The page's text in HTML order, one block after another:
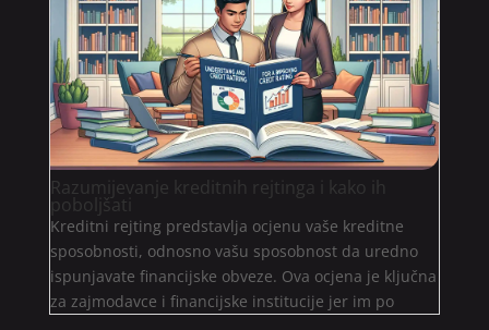
Razumijevanje kreditnih rejtinga i kako ih
poboljšati
Kreditni rejting predstavlja ocjenu vaše kreditne
sposobnosti, odnosno vašu sposobnost da uredno
ispunjavate financijske obveze. Ova ocjena je ključna
za zajmodavce i financijske institucije jer im po